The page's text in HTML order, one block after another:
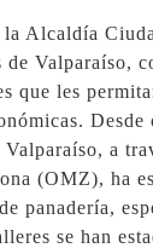
Alcaldía
de Valparaíso,
que les
a
(OMZ), ha
panadería,
se han